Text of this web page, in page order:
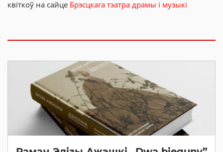
квіткоў на сайце Брэсцкага тэатра драмы і музыкі